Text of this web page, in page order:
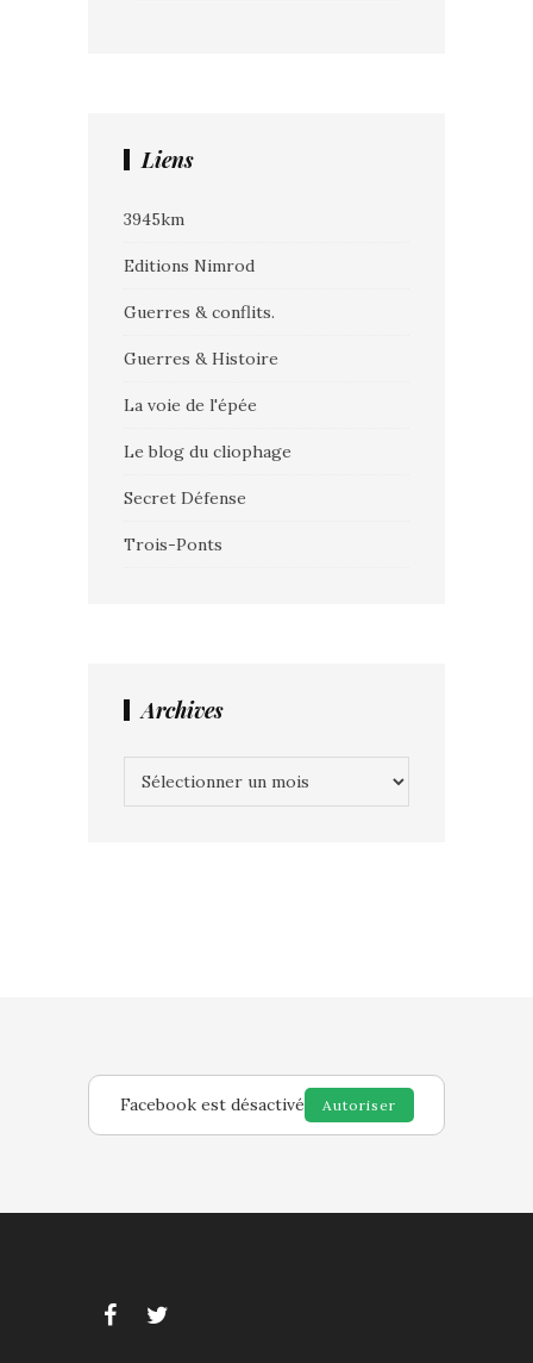
Liens
3945km
Editions Nimrod
Guerres & conflits.
Guerres & Histoire
La voie de l'épée
Le blog du cliophage
Secret Défense
Trois-Ponts
Archives
Facebook est désactivé Autoriser